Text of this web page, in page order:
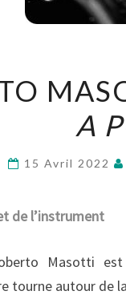
A
15 Avril 2022
de l’instrument
Masotti
tourne autour de